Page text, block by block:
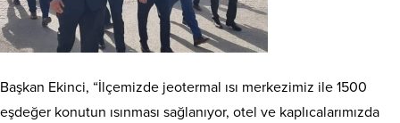
Başkan Ekinci, “İlçemizde jeotermal ısı merkezimiz ile 1500
eşdeğer konutun ısınması sağlanıyor, otel ve kaplıcalarımızda